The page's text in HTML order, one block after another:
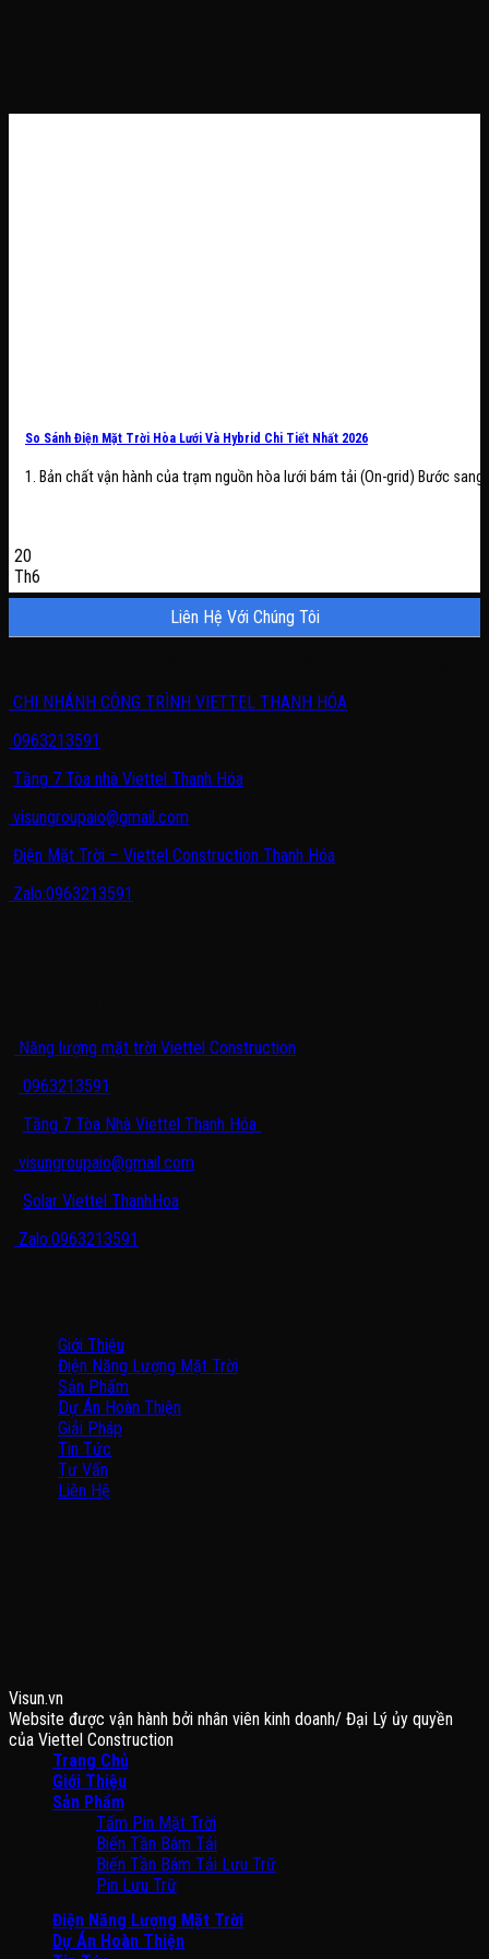
So Sánh Điện Mặt Trời Hòa Lưới Và Hybrid Chi Tiết Nhất 2026
1. Bản chất vận hành của trạm nguồn hòa lưới bám tải (On-grid) Bước sang
20
Th6
Liên Hệ Với Chúng Tôi
CHI NHÁNH CÔNG TRÌNH VIETTEL THANH HÓA
0963213591
Tầng 7 Tòa nhà Viettel Thanh Hóa
visungroupaio@gmail.com
Điện Mặt Trời – Viettel Construction Thanh Hóa
Zalo:0963213591
Năng lượng mặt trời Viettel Construction
0963213591
Tầng 7 Tòa Nhà Viettel Thanh Hóa
visungroupaio@gmail.com
Solar Viettel ThanhHoa
Zalo:0963213591
Giới Thiệu
Điện Năng Lượng Mặt Trời
Sản Phẩm
Dự Án Hoàn Thiện
Giải Pháp
Tin Tức
Tư Vấn
Liên Hệ
Visun.vn
Website được vận hành bởi nhân viên kinh doanh/ Đại Lý ủy quyền
của Viettel Construction
Trang Chủ
Giới Thiệu
Sản Phẩm
Tấm Pin Mặt Trời
Biến Tần Bám Tải
Biến Tần Bám Tải Lưu Trữ
Pin Lưu Trữ
Điện Năng Lượng Mặt Trời
Dự Án Hoàn Thiện